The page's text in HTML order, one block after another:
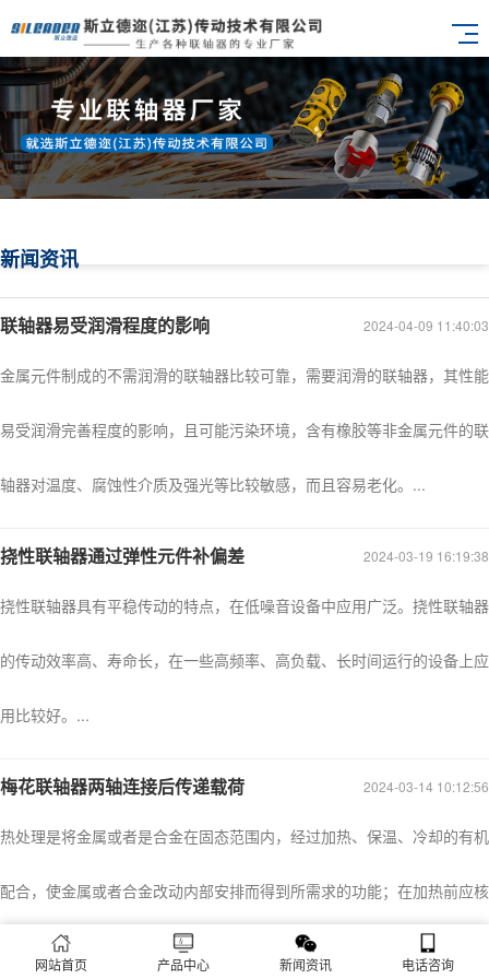
新闻资讯
2024-04-09 11:40:03
联轴器易受润滑程度的影响
金属元件制成的不需润滑的联轴器比较可靠，需要润滑的联轴器，其性能
易受润滑完善程度的影响，且可能污染环境，含有橡胶等非金属元件的联
轴器对温度、腐蚀性介质及强光等比较敏感，而且容易老化。...
2024-03-19 16:19:38
挠性联轴器通过弹性元件补偏差
挠性联轴器具有平稳传动的特点，在低噪音设备中应用广泛。挠性联轴器
的传动效率高、寿命长，在一些高频率、高负载、长时间运行的设备上应
用比较好。...
2024-03-14 10:12:56
梅花联轴器两轴连接后传递载荷
热处理是将金属或者是合金在固态范围内，经过加热、保温、冷却的有机
配合，使金属或者合金改动内部安排而得到所需求的功能；在加热前应核
对梅花联轴器是否与另外一个相联结的联轴器成对，在若干个同样的机组
网站首页 产品中心 新闻资讯 电话咨询